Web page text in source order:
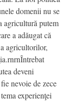
domenii nu se
agricultură putem
a adăugat că
agricultorilor,
deveni
nevoie de zece
experienţei